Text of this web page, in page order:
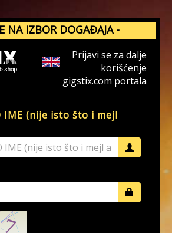
NA IZBOR DOGAĐAJA -
Prijavi se za dalje
korišćenje
gigstix.com portala
IME (nije isto što i mejl